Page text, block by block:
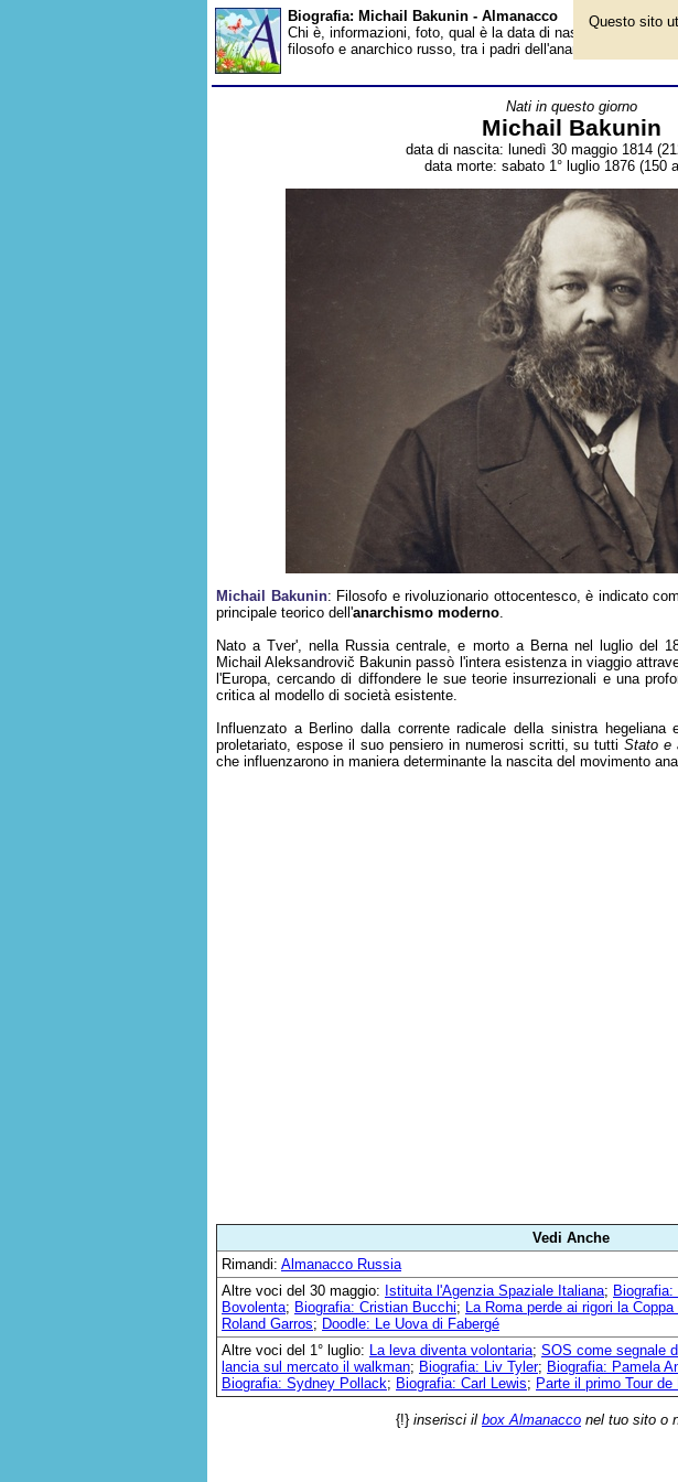
Biografia: Michail Bakunin - Almanacco
Chi è, informazioni, foto, qual è la data di nascita, dove è
filosofo e anarchico russo, tra i padri dell'anarchismo
Nati in questo giorno
Michail Bakunin
data di nascita: lunedì 30 maggio 1814
data morte: sabato 1° luglio 1876 (150
Michail Bakunin: Filosofo e rivoluzionario ottocentesco, è indicato
principale teorico dell'anarchismo moderno.
Nato a Tver', nella Russia centrale, e morto a Berna nel luglio del
Michail Aleksandrovič Bakunin passò l'intera esistenza in viaggio
l'Europa, cercando di diffondere le sue teorie insurrezionali e una
critica al modello di società esistente.
Influenzato a Berlino dalla corrente radicale della sinistra
proletariato, espose il suo pensiero in numerosi scritti, su tuttiStato e
che influenzarono in maniera determinante la nascita del movimento
Vedi Anche
Rimandi: Almanacco Russia
Altre voci del 30 maggio: Istituita l'Agenzia Spaziale Italiana;
Bovolenta; Biografia: Cristian Bucchi; La Roma perde ai rigori la
Roland Garros; Doodle: Le Uova di Fabergé
Altre voci del 1° luglio: La leva diventa volontaria; SOS come segnale
lancia sul mercato il walkman; Biografia: Liv Tyler; Biografia: Pamela
Biografia: Sydney Pollack; Biografia: Carl Lewis; Parte il primo Tour de
{!} inserisci il box Almanacco nel tuo sito o
Questo sito